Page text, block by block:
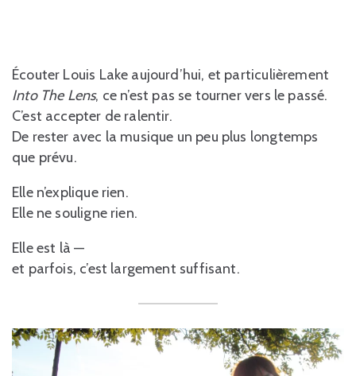
Écouter Louis Lake aujourd’hui, et particulièrement
Into The Lens, ce n’est pas se tourner vers le passé.
C’est accepter de ralentir.
De rester avec la musique un peu plus longtemps
que prévu.
Elle n’explique rien.
Elle ne souligne rien.
Elle est là —
et parfois, c’est largement suffisant.